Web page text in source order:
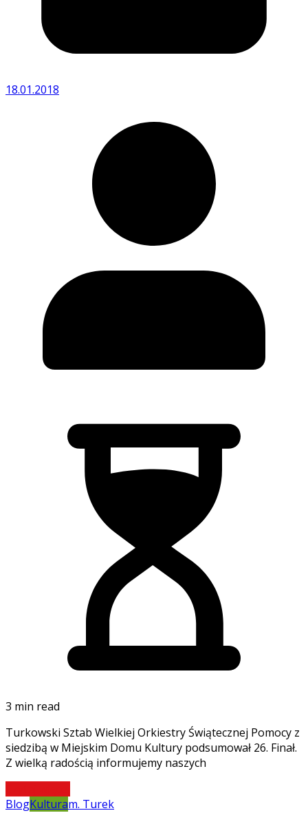
18.01.2018
3 min read
Turkowski Sztab Wielkiej Orkiestry Świątecznej Pomocy z
siedzibą w Miejskim Domu Kultury podsumował 26. Finał.
Z wielką radością informujemy naszych
BlogKulturam. Turek